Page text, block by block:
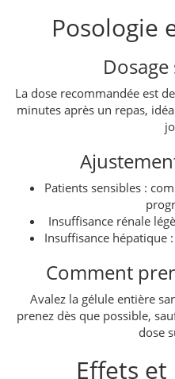
Posologie
La dose recommandée est
minutes après un repas,
Patients sensibles :
Insuffisance rénale
Insuffisance hépatique
Comment
Avalez la gélule entière
prenez dès que possible,
dose
Effets